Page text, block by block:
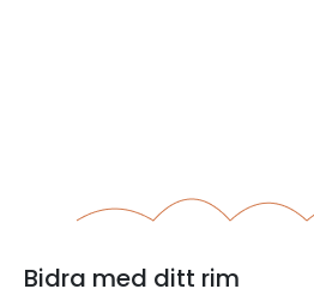
Bidra med ditt rim